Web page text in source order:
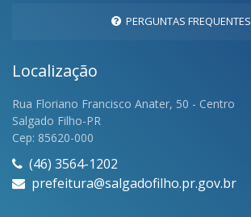
PERGUNTAS FREQUENTES
Localização
Rua Floriano Francisco Anater, 50 - Centro
Salgado Filho-PR
Cep: 85620-000
(46) 3564-1202
prefeitura@salgadofilho.pr.gov.br